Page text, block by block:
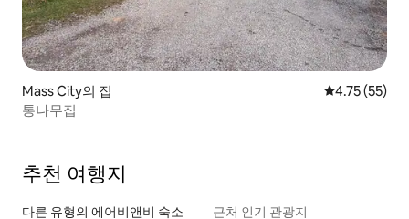
Mass City의 집 평점 4.75점
4.75 (55)
통나무집
추천 여행지
다른 유형의 에어비앤비 숙소 근처 인기 관광지